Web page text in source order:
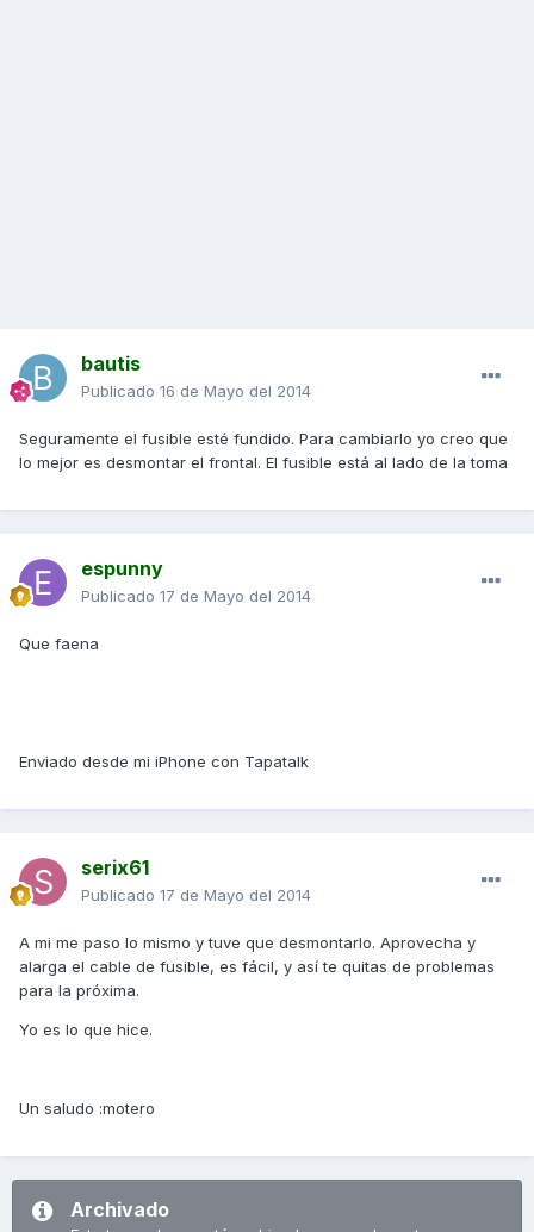
bautis
Publicado 16 de Mayo del 2014
Seguramente el fusible esté fundido. Para cambiarlo yo creo que
lo mejor es desmontar el frontal. El fusible está al lado de la toma
espunny
Publicado 17 de Mayo del 2014
Que faena
Enviado desde mi iPhone con Tapatalk
serix61
Publicado 17 de Mayo del 2014
A mi me paso lo mismo y tuve que desmontarlo. Aprovecha y
alarga el cable de fusible, es fácil, y así te quitas de problemas
para la próxima.
Yo es lo que hice.
Un saludo :motero
Archivado